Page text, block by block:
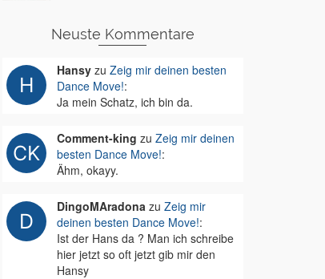
Neuste Kommentare
Hansyzu Zeig mir deinen besten
Dance Move!:
Ja mein Schatz, ich bin da.
Comment-king zu Zeig mir deinen
besten Dance Move!:
Ähm, okayy.
DingoMAradonazu Zeig mir
deinen besten Dance Move!:
Ist der Hans da ? Man ich schreibe
hier jetzt so oft jetzt gib mir den
Hansy